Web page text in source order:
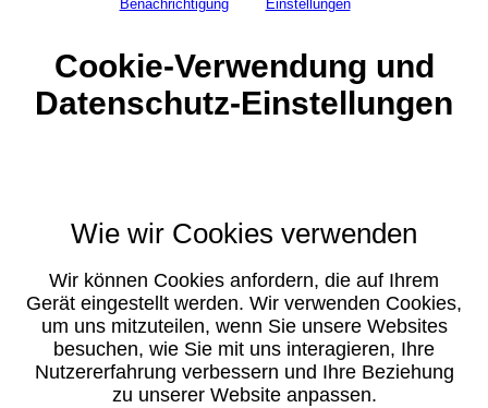
Benachrichtigung
Einstellungen
Cookie-Verwendung und
Datenschutz-Einstellungen
Wie wir Cookies verwenden
Wir können Cookies anfordern, die auf Ihrem
Gerät eingestellt werden. Wir verwenden Cookies,
um uns mitzuteilen, wenn Sie unsere Websites
besuchen, wie Sie mit uns interagieren, Ihre
Nutzererfahrung verbessern und Ihre Beziehung
zu unserer Website anpassen.